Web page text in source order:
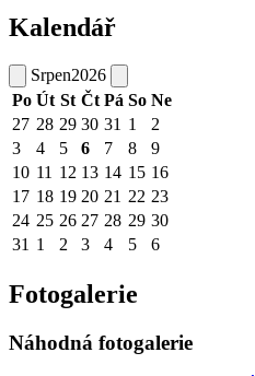
Kalendář
Srpen2026
Po Út St Čt Pá So Ne
27 28 29 30 31 1
2
3
4 5 6 7 8
9
10 11 12 13 14 15 16
17 18 19 20 21 22 23
24 25 26 27 28 29 30
31 1 2 3 4 5 6
Fotogalerie
Náhodná fotogalerie